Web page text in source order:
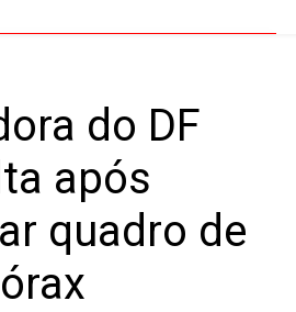
do DF
após
quadro de